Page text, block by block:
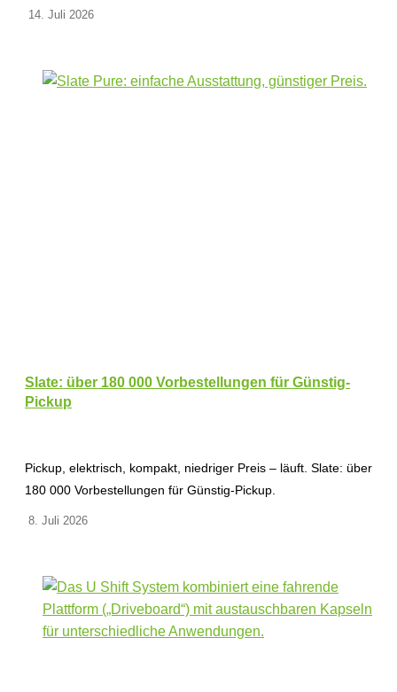
14. Juli 2026
Slate: über 180 000 Vorbestellungen für Günstig-
Pickup
Pickup, elektrisch, kompakt, niedriger Preis – läuft. Slate: über
180 000 Vorbestellungen für Günstig-Pickup.
8. Juli 2026